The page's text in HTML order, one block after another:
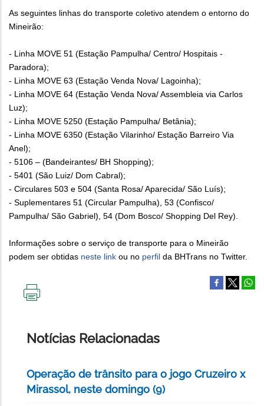
As seguintes linhas do transporte coletivo atendem o entorno do
Mineirão:
- Linha MOVE 51 (Estação Pampulha/ Centro/ Hospitais -
Paradora);
- Linha MOVE 63 (Estação Venda Nova/ Lagoinha);
- Linha MOVE 64 (Estação Venda Nova/ Assembleia via Carlos
Luz);
- Linha MOVE 5250 (Estação Pampulha/ Betânia);
- Linha MOVE 6350 (Estação Vilarinho/ Estação Barreiro Via
Anel);
- 5106 – (Bandeirantes/ BH Shopping);
- 5401 (São Luiz/ Dom Cabral);
- Circulares 503 e 504 (Santa Rosa/ Aparecida/ São Luís);
- Suplementares 51 (Circular Pampulha), 53 (Confisco/
Pampulha/ São Gabriel), 54 (Dom Bosco/ Shopping Del Rey).
Informações sobre o serviço de transporte para o Mineirão
podem ser obtidas neste link ou no perfil da BHTrans no Twitter.
Notícias Relacionadas
Operação de trânsito para o jogo Cruzeiro x
Mirassol, neste domingo (9)